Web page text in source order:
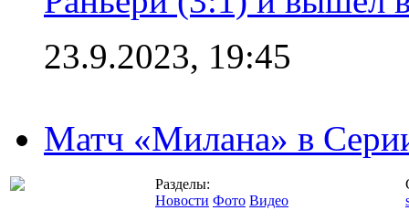
23.9.2023, 19:45
Матч «Милана» в
Разделы:
Новости Фото Видео